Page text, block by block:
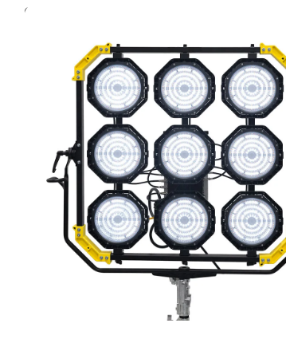
Система оснащена встроенным
по протоколу DMX или с помощью
и контроле параметров освещения.